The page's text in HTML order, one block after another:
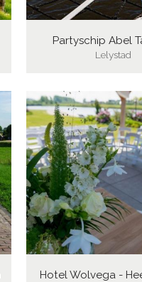
Partyschip Abel
Lelystad
Hotel Wolvega -